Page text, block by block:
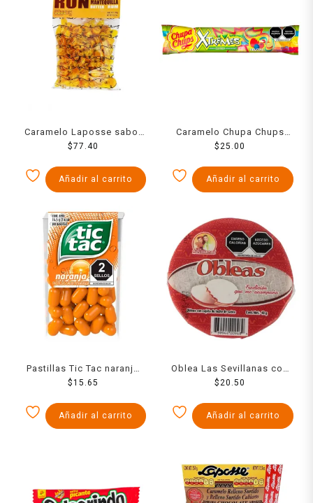
Caramelo Laposse sabor
ron mantequilla 350 g
$77.40
Añadir al carrito
Caramelo Chupa Chups
Xtremes en tiras sabor
$25.00
Añadir al carrito
Pastillas Tic Tac naranja
14.5 g
$15.65
Añadir al carrito
Oblea Las Sevillanas con
cajeta de leche de cabra
$20.50
Añadir al carrito